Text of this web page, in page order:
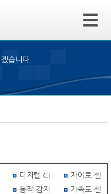
습니다.
디지털 Compass자이로 센서
감지 센서
동작 감지 센서 가속도 센서